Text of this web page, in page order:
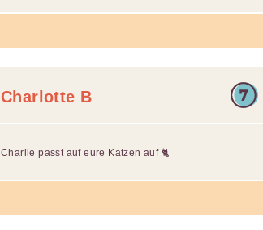
Charlotte B
Charlie passt auf eure Katzen auf 🐈